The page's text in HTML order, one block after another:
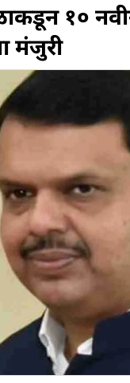
१०
मंजुरी